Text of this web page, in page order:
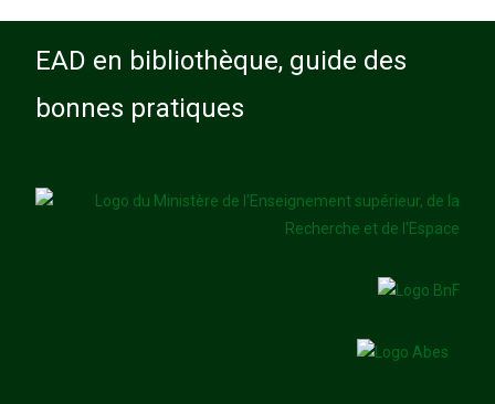
EAD en bibliothèque, guide des
bonnes pratiques